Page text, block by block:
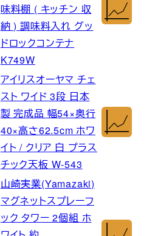
味料棚 ( キッチン 収
納 ) 調味料入れ グッ
ドロックコンテナ
K749W
アイリスオーヤマ チェ
スト ワイド 3段 日本
製 完成品 幅54×奥行
40×高さ62.5cm ホワ
イト / クリア 白 プラス
チック天板 W-543
山崎実業(Yamazaki)
マグネットスプレーフ
ック タワー 2個組 ホ